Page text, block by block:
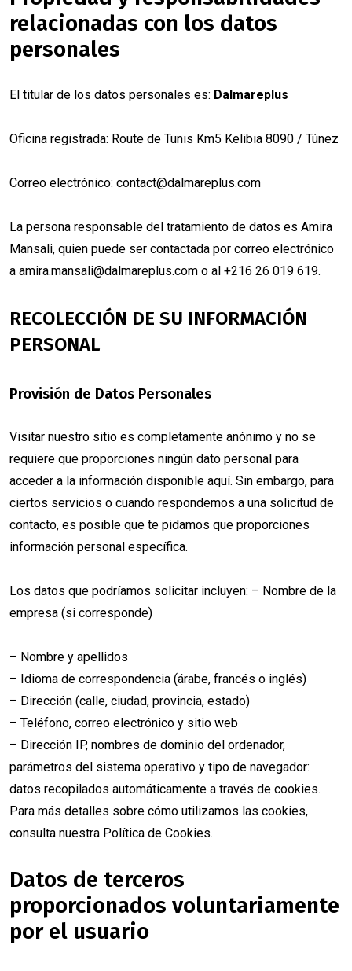
relacionadas con los datos
personales
El titular de los datos personales es: Dalmareplus
Oficina registrada: Route de Tunis Km5 Kelibia 8090 / Túnez
Correo electrónico: contact@dalmareplus.com
La persona responsable del tratamiento de datos es Amira
Mansali, quien puede ser contactada por correo electrónico
a amira.mansali@dalmareplus.com o al +216 26 019 619.
RECOLECCIÓN DE SU INFORMACIÓN
PERSONAL
Provisión de Datos Personales
Visitar nuestro sitio es completamente anónimo y no se
requiere que proporciones ningún dato personal para
acceder a la información disponible aquí. Sin embargo, para
ciertos servicios o cuando respondemos a una solicitud de
contacto, es posible que te pidamos que proporciones
información personal específica.
Los datos que podríamos solicitar incluyen: – Nombre de la
empresa (si corresponde)
– Nombre y apellidos
– Idioma de correspondencia (árabe, francés o inglés)
– Dirección (calle, ciudad, provincia, estado)
– Teléfono, correo electrónico y sitio web
– Dirección IP, nombres de dominio del ordenador,
parámetros del sistema operativo y tipo de navegador:
datos recopilados automáticamente a través de cookies.
Para más detalles sobre cómo utilizamos las cookies,
consulta nuestra Política de Cookies.
Datos de terceros
proporcionados voluntariamente
por el usuario